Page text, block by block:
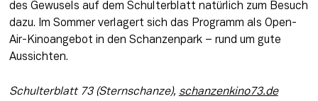
des Gewusels auf dem Schulterblatt natürlich zum Besuch
dazu. Im Sommer verlagert sich das Programm als Open-
Air-Kinoangebot in den Schanzenpark – rund um gute
Aussichten.
Schulterblatt 73 (Sternschanze), schanzenkino73.de